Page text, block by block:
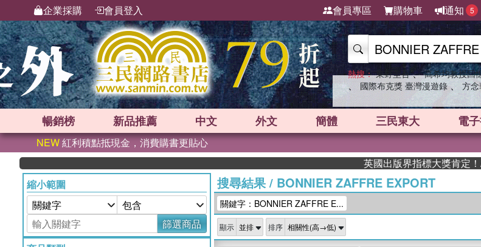
企業採購 會員登入 會員專區 購物車 通知 5
熱搜： 東野圭吾 、 高希均教授回
、 國際布克獎 臺灣漫遊錄 、 方
暢銷榜 新品推薦 中文 外文 簡體 三民東大 電
NEW紅利積點抵現金，消費購書更貼心
英國出版界指標大獎肯定！A.F.
縮小範圍
篩選商品
搜尋結果/ BONNIER ZAFFRE EXPORT
關鍵字：BONNIER ZAFFRE E...
顯示 排序